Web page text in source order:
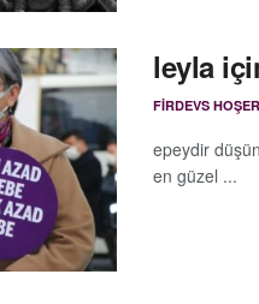
leyla
FIRDEVS HOŞER
epeydir
en güzel ...